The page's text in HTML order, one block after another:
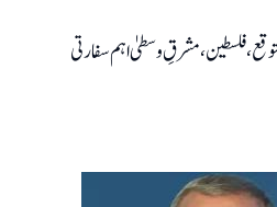
فلسطین، مشرقِ وسطیٰ اہم سفارتی